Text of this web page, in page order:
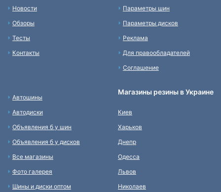
Новости
Обзоры
Тесты
Контакты
Параметры шин
Параметры дисков
Реклама
Для правообладателей
Соглашение
Автошины
Автодиски
Объявления б у шин
Объявления б у дисков
Все магазины
Фото галерея
Шины и диски оптом
Магазины резины в Украине
Киев
Харьков
Днепр
Одесса
Львов
Николаев